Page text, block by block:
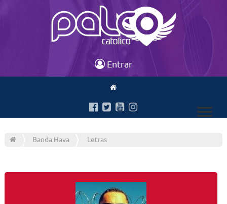
Entrar
Banda Hava Letras